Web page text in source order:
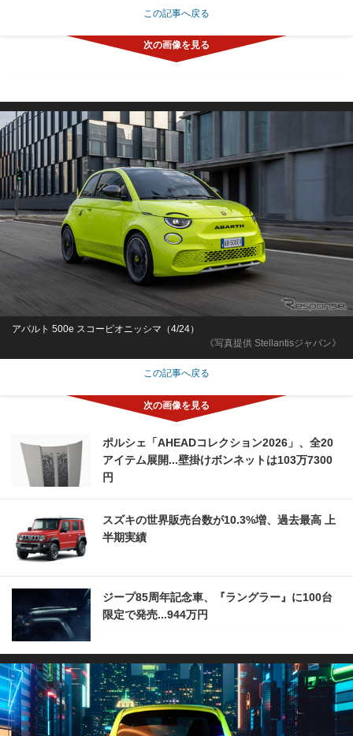
この記事へ戻る
《写真提供 Stellantisジャパン》
アバルト 500e スコーピオニッシマ（4/24）
この記事へ戻る
ポルシェ「AHEADコレクション2026」、全20
アイテム展開...壁掛けボンネットは103万7300
円
スズキの世界販売台数が10.3%増、過去最高 上
半期実績
ジープ85周年記念車、『ラングラー』に100台
限定で発売...944万円